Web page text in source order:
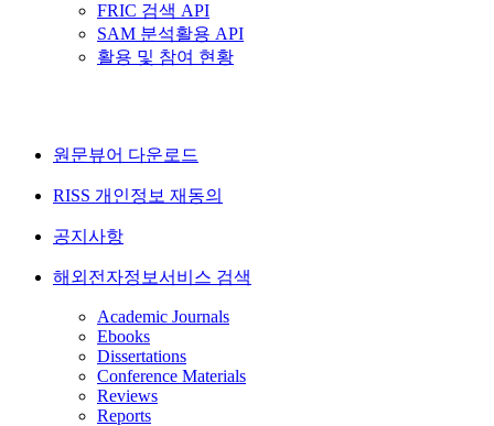
FRIC 검색 API
SAM 분석활용 API
활용 및 참여 현황
원문뷰어 다운로드
RISS 개인정보 재동의
공지사항
해외전자정보서비스 검색
Academic Journals
Ebooks
Dissertations
Conference Materials
Reviews
Reports